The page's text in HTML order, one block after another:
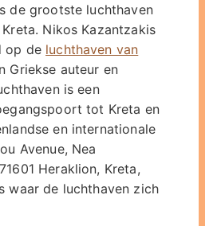
de grootste luchthaven
Nikos Kazantzakis
op de luchthaven van
Griekse auteur en
is een
tot Kreta en
en internationale
Avenue, Nea
Heraklion, Kreta,
waar de luchthaven zich